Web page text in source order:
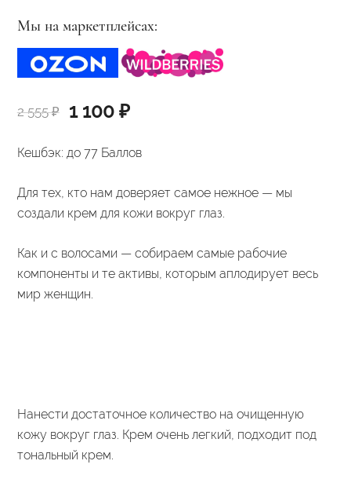
Мы на маркетплейсах:
2 555₽
Первоначальная
цена
2
1 100 ₽Текущая
100 ₽.
Кешбэк: до 77 Баллов
Для тех, кто нам доверяет самое нежное — мы
создали крем для кожи вокруг глаз.
Как и с волосами — собираем самые рабочие
компоненты и те активы, которым аплодирует весь
мир женщин.
Нанести достаточное количество на очищенную
кожу вокруг глаз. Крем очень легкий, подходит под
тональный крем.